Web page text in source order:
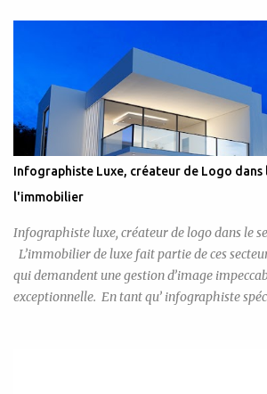
Infographiste Luxe, créateur de Logo dans
l'immobilier
Infographiste luxe, créateur de logo dans le
L’immobilier de luxe fait partie de ces
qui demandent une gestion d’image
exceptionnelle. En tant qu’ infographiste